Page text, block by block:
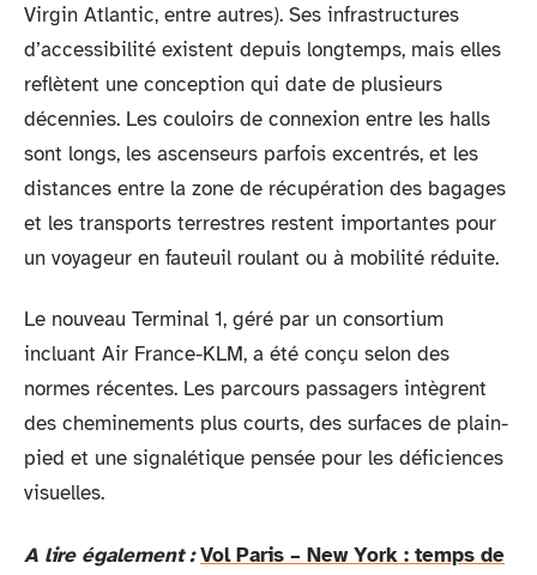
Virgin Atlantic, entre autres). Ses infrastructures
d’accessibilité existent depuis longtemps, mais elles
reflètent une conception qui date de plusieurs
décennies. Les couloirs de connexion entre les halls
sont longs, les ascenseurs parfois excentrés, et les
distances entre la zone de récupération des bagages
et les transports terrestres restent importantes pour
un voyageur en fauteuil roulant ou à mobilité réduite.
Le nouveau Terminal 1, géré par un consortium
incluant Air France-KLM, a été conçu selon des
normes récentes. Les parcours passagers intègrent
des cheminements plus courts, des surfaces de plain-
pied et une signalétique pensée pour les déficiences
visuelles.
A lire également : Vol Paris – New York : temps de